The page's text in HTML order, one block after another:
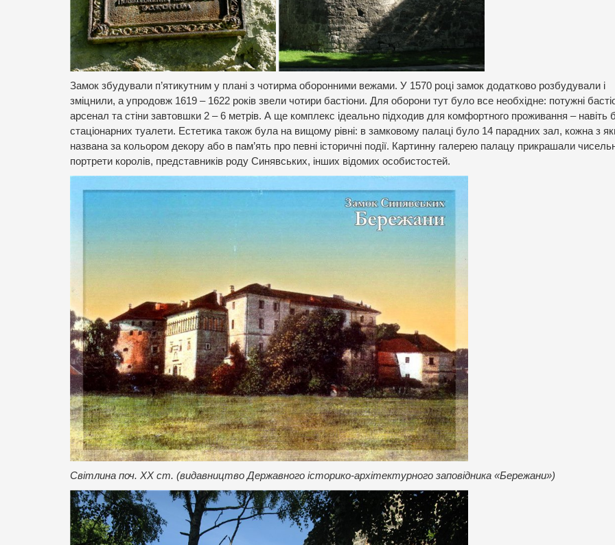
Замок збудували п’ятикутним у плані з чотирма оборонними вежами. У 1570 році замок додатково розбудували і
зміцнили, а упродовж 1619 – 1622 років звели чотири бастіони. Для оборони тут було все необхідне: потужні
арсенал та стіни завтовшки 2 – 6 метрів. А ще комплекс ідеально підходив для комфортного проживання – навіть
стаціонарних туалети. Естетика також була на вищому рівні: в замковому палаці було 14 парадних зал, кожна з
названа за кольором декору або в пам’ять про певні історичні події. Картинну галерею палацу прикрашали
портрети королів, представників роду Синявських, інших відомих особистостей.
Світлина поч. ХХ ст. (видавництво Державного історико-архітектурного заповідника «Бережани»)